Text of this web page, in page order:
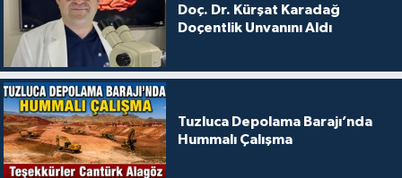
Doç. Dr. Kürşat Karadağ
Doçentlik Unvanını Aldı
Tuzluca Depolama Barajı’nda
Hummalı Çalışma